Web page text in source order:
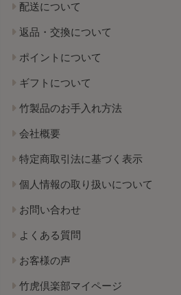
配送について
返品・交換について
ポイントについて
ギフトについて
竹製品のお手入れ方法
会社概要
特定商取引法に基づく表示
個人情報の取り扱いについて
お問い合わせ
よくある質問
お客様の声
竹虎倶楽部マイページ